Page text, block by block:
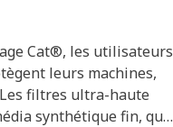
Cat®, les utilisateurs
leurs machines,
filtres ultra-haute
synthétique fin, qui